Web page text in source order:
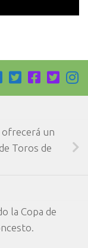
ofrecerá un
Toros de
la Copa de